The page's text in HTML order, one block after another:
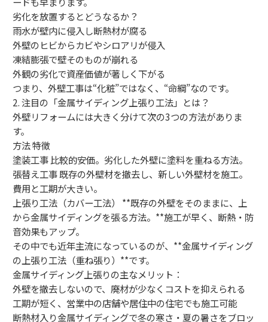
劣化を放置するとどうなるか？
雨水が壁内に侵入し断熱材が腐る
外壁のヒビからカビやシロアリが侵入
凍結膨張で壁そのものが崩れる
外観の劣化で資産価値が著しく下がる
つまり、外壁工事は“化粧”ではなく、“命綱”なのです。
2. 注目の「金属サイディング上張り工法」とは？
外壁リフォームには大きく分けて次の3つの方法がありま
す。
方法 特徴
塗装工事 比較的安価。劣化した外壁に塗料を重ねる方法。
張替え工事 既存の外壁材を撤去し、新しい外壁材を施工。
費用と工期が大きい。
上張り工法（カバー工法） **既存の外壁をそのままに、上
から金属サイディングを張る方法。**施工が早く、断熱・防
音効果もアップ。
その中でも近年主流になっているのが、**金属サイディング
の上張り工法（重ね張り）**です。
金属サイディング上張りの主なメリット：
外壁を撤去しないので、廃材が少なくコストを抑えられる
工期が短く、営業中の店舗や居住中の住宅でも施工可能
断熱材入り金属サイディングで冬の寒さ・夏の暑さをブロッ